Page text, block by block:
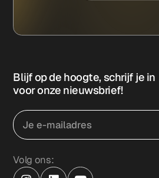
Blijf op de hoogte, schrijf je in
voor onze nieuwsbrief!
Volg ons: